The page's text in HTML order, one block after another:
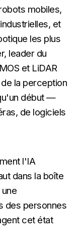
mobiles,
et
les plus
leader du
et LiDAR
la perception
début —
de logiciels
l'IA
dans la boîte
des personnes
cet état